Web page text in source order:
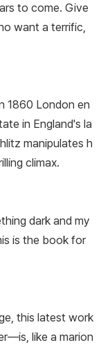
to come. Give
want a terrific,
1860 London en
in England's la
manipulates h
climax.
dark and my
is the book for
this latest work
like a marion